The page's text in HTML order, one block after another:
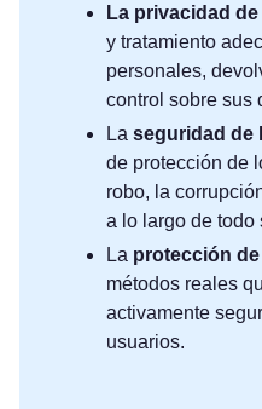
La privacidad
y tratamiento
personales,
control sobre sus
La seguridad de
de protección de
robo, la
a lo largo de todo
La protección
métodos reales
activamente
usuarios.